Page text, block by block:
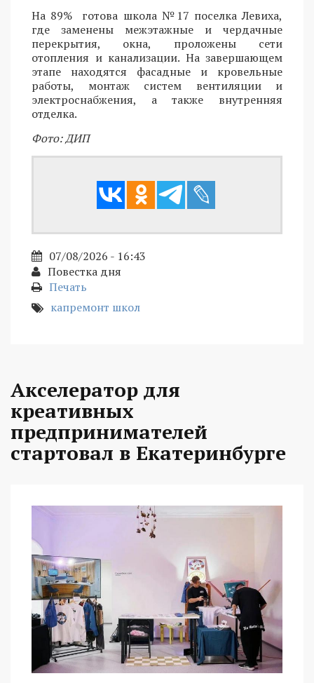
На 89% готова школа №17 поселка Левиха,
где заменены межэтажные и чердачные
перекрытия, окна, проложены сети
отопления и канализации. На завершающем
этапе находятся фасадные и кровельные
работы, монтаж систем вентиляции и
электроснабжения, а также внутренняя
отделка.
Фото: ДИП
07/08/2026 - 16:43
Повестка дня
Печать
капремонт школ
Акселератор для
креативных
предпринимателей
стартовал в Екатеринбурге